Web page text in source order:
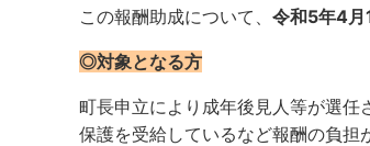
この報酬助成について、 令和5年4月
◎対象となる方
町長申立により成年後見人等が選
保護を受給しているなど報酬の負担